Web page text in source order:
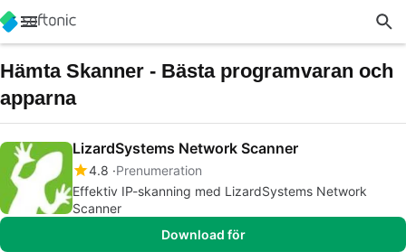
Hämta Skanner - Bästa programvaran och
apparna
LizardSystems Network Scanner
4.8 Prenumeration
Effektiv IP-skanning med LizardSystems Network
Scanner
Download för